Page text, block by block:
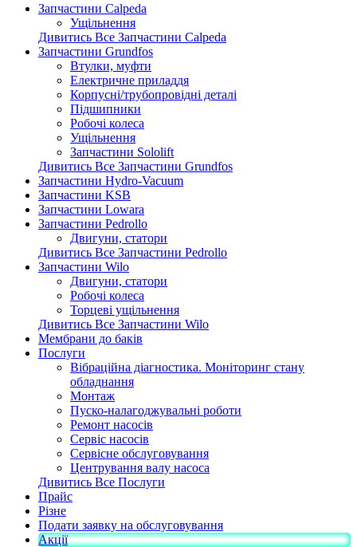
Запчастини Calpeda
Ущільнення
Дивитись Все Запчастини Calpeda
Запчастини Grundfos
Втулки, муфти
Електричне приладдя
Корпусні/трубопровідні деталі
Підшипники
Робочі колеса
Ущільнення
Запчастини Sololift
Дивитись Все Запчастини Grundfos
Запчастини Hydro-Vacuum
Запчастини KSB
Запчастини Lowara
Запчастини Pedrollo
Двигуни, статори
Дивитись Все Запчастини Pedrollo
Запчастини Wilo
Двигуни, статори
Робочі колеса
Торцеві ущільнення
Дивитись Все Запчастини Wilo
Мембрани до баків
Послуги
Вібраційна діагностика. Моніторинг стану
обладнання
Монтаж
Пуско-налагоджувальні роботи
Ремонт насосів
Сервіс насосів
Сервісне обслуговування
Центрування валу насоса
Дивитись Все Послуги
Прайс
Різне
Подати заявку на обслуговування
Акції